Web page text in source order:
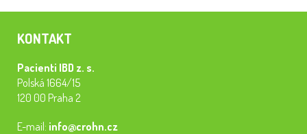
KONTAKT
Pacienti IBD z. s.
Polská 1664/15
120 00 Praha 2
E-mail: info@crohn.cz